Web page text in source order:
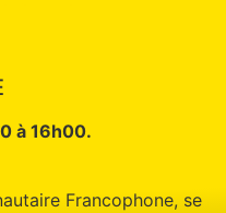
à 16h00.
Francophone, se